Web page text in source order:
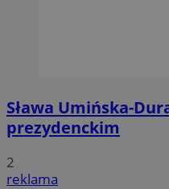
Sława Umińska-
prezydenckim
2
reklama